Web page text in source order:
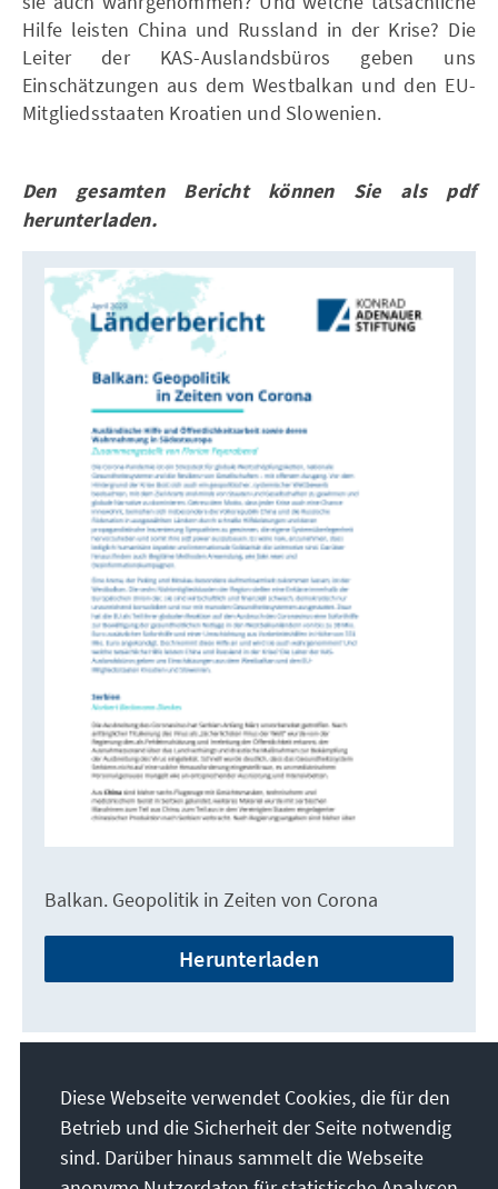
Hilfe leisten China und Russland in der Krise? Die
Leiter der KAS-Auslandsbüros geben uns
Einschätzungen aus dem Westbalkan und den EU-
Mitgliedsstaaten Kroatien und Slowenien.
Den gesamten Bericht können Sie als pdf
herunterladen.
Balkan. Geopolitik in Zeiten von Corona
Herunterladen
Diese Webseite verwendet Cookies, die für den
Betrieb und die Sicherheit der Seite notwendig
sind. Darüber hinaus sammelt die Webseite